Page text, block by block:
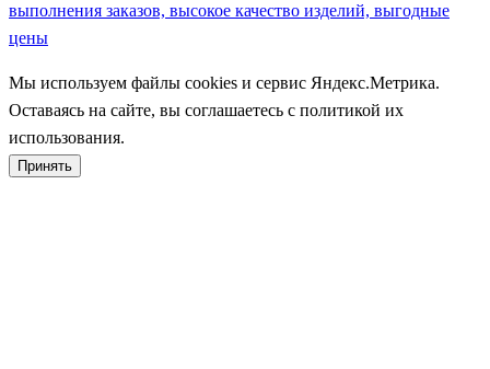
выполнения заказов, высокое качество изделий, выгодные
цены
Мы используем файлы cookies и сервис Яндекс.Метрика.
Оставаясь на сайте, вы соглашаетесь с политикой их
использования.
Принять